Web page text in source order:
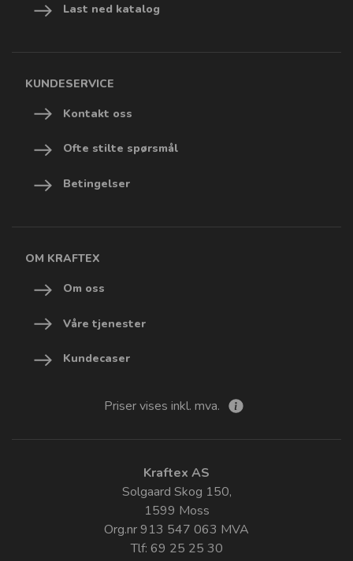
Last ned katalog
KUNDESERVICE
Kontakt oss
Ofte stilte spørsmål
Betingelser
OM KRAFTEX
Om oss
Våre tjenester
Kundecaser
Priser vises inkl. mva.
Kraftex AS
Solgaard Skog 150,
1599 Moss
Org.nr 913 547 063 MVA
Tlf: 69 25 25 30